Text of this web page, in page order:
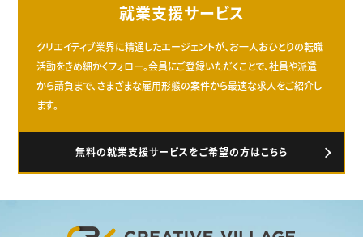
就業支援サービス
クリエイティブ業界に精通したエージェントが、お一人おひとりの転職
活動をきめ細かくフォロー。会員にご登録いただくことで、社員や派遣
から請負まで、さまざまな雇用形態の案件から最適な求人をご紹介し
ます。
無料の就業支援サービスをご希望の方はこちら